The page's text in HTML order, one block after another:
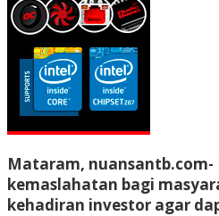
Mataram,
kemaslahatan bagi
kehadiran investor agar